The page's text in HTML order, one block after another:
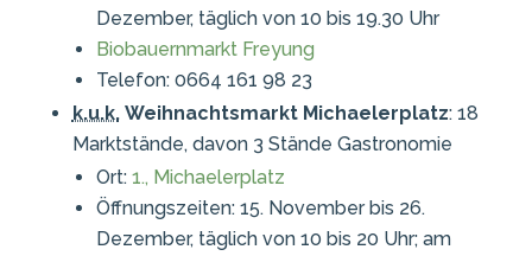
Dezember, täglich von 10 bis 19.30 Uhr
Biobauernmarkt Freyung
Telefon: 0664 161 98 23
k.u.k.Weihnachtsmarkt Michaelerplatz: 18
Marktstände, davon 3 Stände Gastronomie
Ort: 1., Michaelerplatz
Öffnungszeiten: 15. November bis 26.
Dezember, täglich von 10 bis 20 Uhr; am